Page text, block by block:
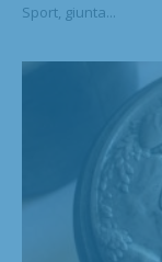
Sport, giunta...